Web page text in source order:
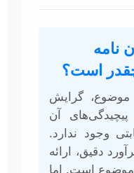
نامه
است؟
گرایش
آن
وجود ندارد.
دقیق، ارائه
موضوع است. اما